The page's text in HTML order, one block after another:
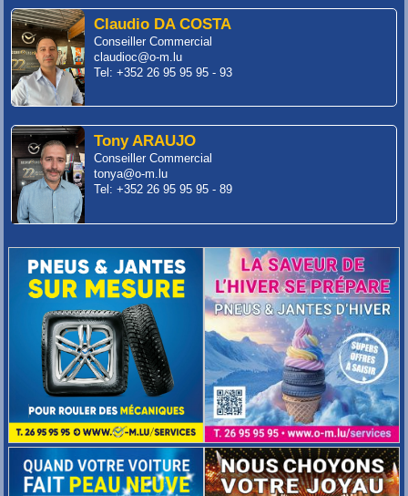
Claudio DA COSTA
Conseiller Commercial
claudioc@o-m.lu
Tel: +352 26 95 95 95 - 93
Tony ARAUJO
Conseiller Commercial
tonya@o-m.lu
Tel: +352 26 95 95 95 - 89